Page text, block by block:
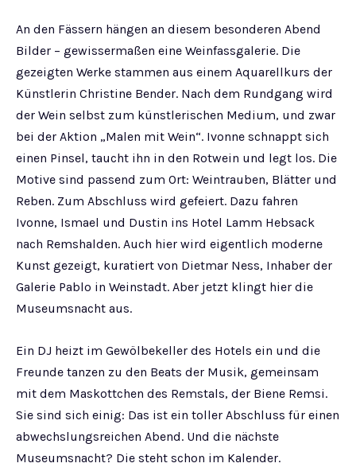
An den Fässern hängen an diesem besonderen Abend
Bilder – gewissermaßen eine Weinfassgalerie. Die
gezeigten Werke stammen aus einem Aquarellkurs der
Künstlerin Christine Bender. Nach dem Rundgang wird
der Wein selbst zum künstlerischen Medium, und zwar
bei der Aktion „Malen mit Wein“. Ivonne schnappt sich
einen Pinsel, taucht ihn in den Rotwein und legt los. Die
Motive sind passend zum Ort: Weintrauben, Blätter und
Reben. Zum Abschluss wird gefeiert. Dazu fahren
Ivonne, Ismael und Dustin ins Hotel Lamm Hebsack
nach Remshalden. Auch hier wird eigentlich moderne
Kunst gezeigt, kuratiert von Dietmar Ness, Inhaber der
Galerie Pablo in Weinstadt. Aber jetzt klingt hier die
Museumsnacht aus.
Ein DJ heizt im Gewölbekeller des Hotels ein und die
Freunde tanzen zu den Beats der Musik, gemeinsam
mit dem Maskottchen des Remstals, der Biene Remsi.
Sie sind sich einig: Das ist ein toller Abschluss für einen
abwechslungsreichen Abend. Und die nächste
Museumsnacht? Die steht schon im Kalender.